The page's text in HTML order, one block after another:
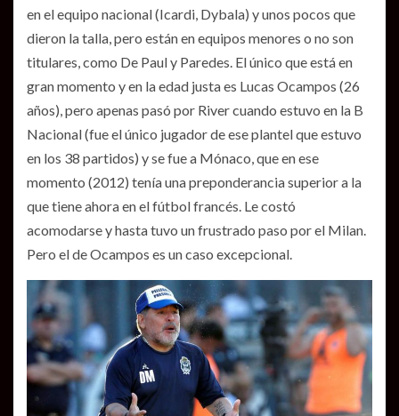
en el equipo nacional (Icardi, Dybala) y unos pocos que
dieron la talla, pero están en equipos menores o no son
titulares, como De Paul y Paredes. El único que está en
gran momento y en la edad justa es Lucas Ocampos (26
años), pero apenas pasó por River cuando estuvo en la B
Nacional (fue el único jugador de ese plantel que estuvo
en los 38 partidos) y se fue a Mónaco, que en ese
momento (2012) tenía una preponderancia superior a la
que tiene ahora en el fútbol francés. Le costó
acomodarse y hasta tuvo un frustrado paso por el Milan.
Pero el de Ocampos es un caso excepcional.